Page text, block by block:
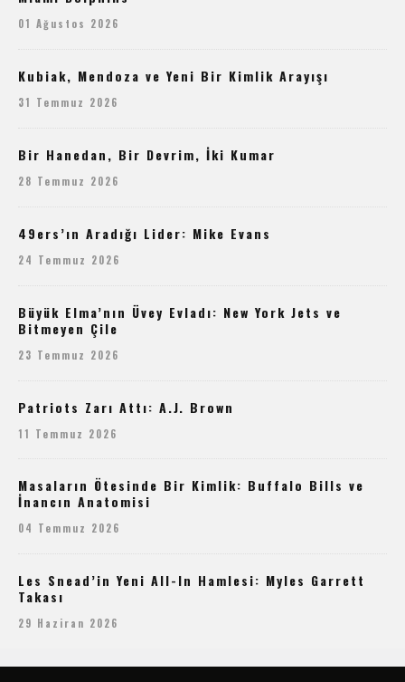
01 Ağustos 2026
Kubiak, Mendoza ve Yeni Bir Kimlik Arayışı
31 Temmuz 2026
Bir Hanedan, Bir Devrim, İki Kumar
28 Temmuz 2026
49ers’ın Aradığı Lider: Mike Evans
24 Temmuz 2026
Büyük Elma’nın Üvey Evladı: New York Jets ve
Bitmeyen Çile
23 Temmuz 2026
Patriots Zarı Attı: A.J. Brown
11 Temmuz 2026
Masaların Ötesinde Bir Kimlik: Buffalo Bills ve
İnancın Anatomisi
04 Temmuz 2026
Les Snead’in Yeni All-In Hamlesi: Myles Garrett
Takası
29 Haziran 2026